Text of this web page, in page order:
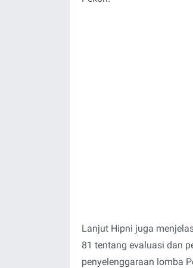
Lanjut Hipni juga
81 tentang evaluasi dan
penyelenggaraan lomba